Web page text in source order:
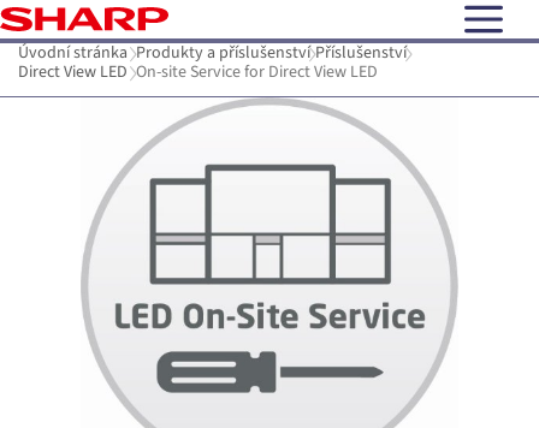
open
Úvodní stránka Produkty a příslušenství Příslušenství
Direct View LED On-site Service for Direct View LED